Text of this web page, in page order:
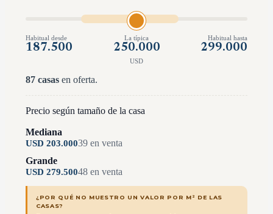
Habitual desde
187.500
La típica
250.000
Habitual hasta
299.000
USD
87 casas en oferta.
Precio según tamaño de la casa
Mediana
USD 203.00039 en venta
Grande
USD 279.50048 en venta
¿POR QUÉ NO MUESTRO UN VALOR POR M² DE LAS
CASAS?